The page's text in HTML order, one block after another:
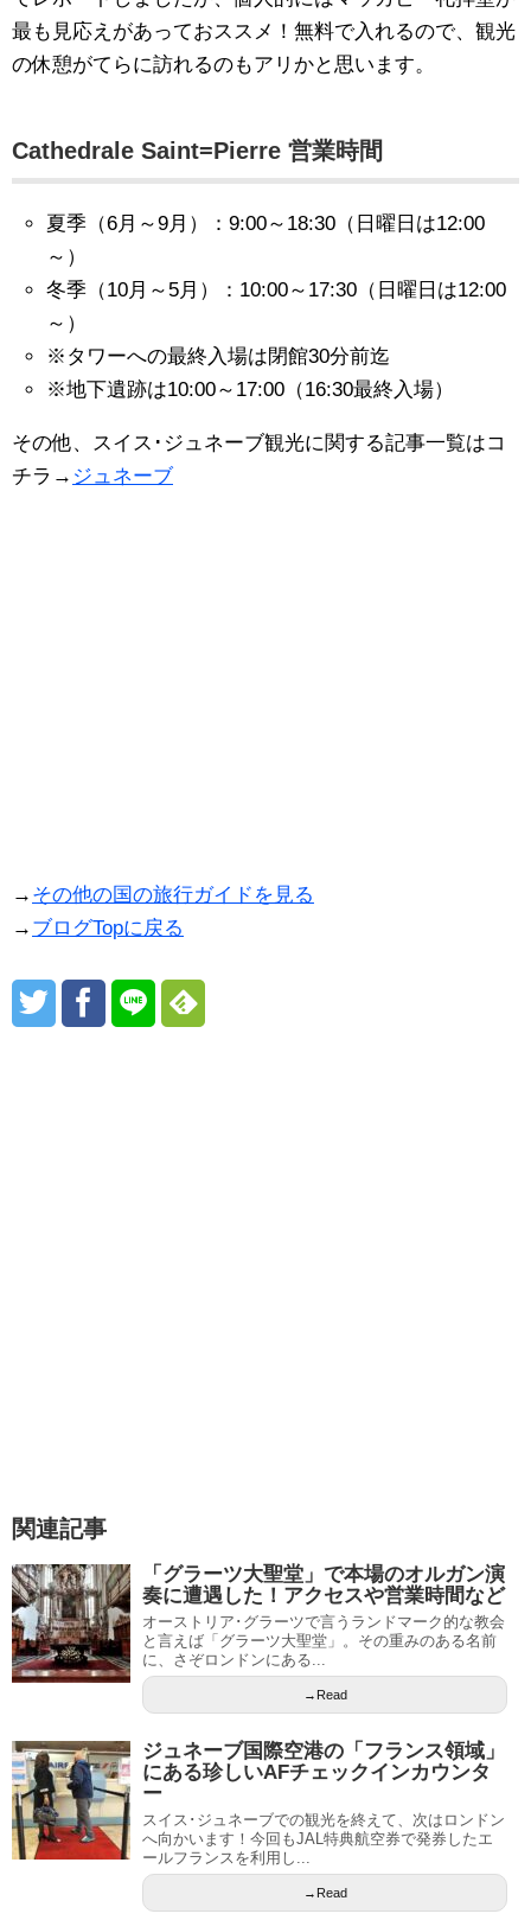
最も見応えがあっておススメ！無料で入れるので、観光
の休憩がてらに訪れるのもアリかと思います。
Cathedrale Saint=Pierre 営業時間
夏季（6月～9月）：9:00～18:30（日曜日は12:00
～）
冬季（10月～5月）：10:00～17:30（日曜日は12:00
～）
※タワーへの最終入場は閉館30分前迄
※地下遺跡は10:00～17:00（16:30最終入場）
その他、スイス･ジュネーブ観光に関する記事一覧はコ
チラ→ ジュネーブ
→ その他の国の旅行ガイドを見る
→ ブログTopに戻る
関連記事
「グラーツ大聖堂」で本場のオルガン演
奏に遭遇した！アクセスや営業時間など
オーストリア･グラーツで言うランドマーク的な教会
と言えば「グラーツ大聖堂」。その重みのある名前
に、さぞロンドンにある...
→Read
ジュネーブ国際空港の「フランス領域」
にある珍しいAFチェックインカウンタ
ー
スイス･ジュネーブでの観光を終えて、次はロンドン
へ向かいます！今回もJAL特典航空券で発券したエ
ールフランスを利用し...
→Read